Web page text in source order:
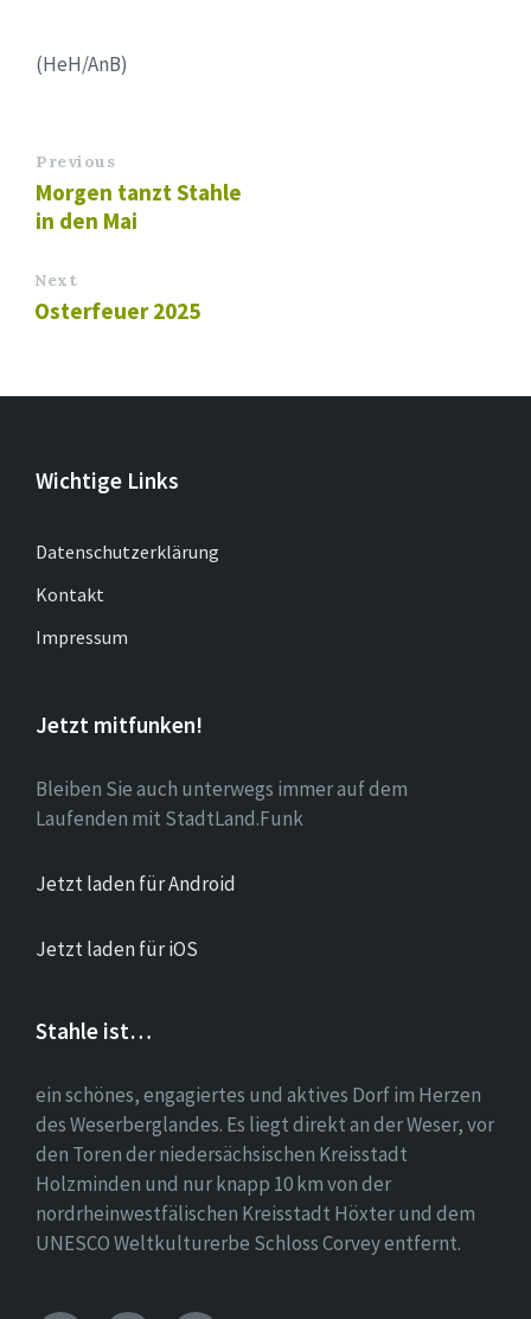
(HeH/AnB)
Previous
Morgen tanzt Stahle
in den Mai
Next
Osterfeuer 2025
Wichtige Links
Datenschutzerklärung
Kontakt
Impressum
Jetzt mitfunken!
Bleiben Sie auch unterwegs immer auf dem
Laufenden mit StadtLand.Funk
Jetzt laden für Android
Jetzt laden für iOS
Stahle ist…
ein schönes, engagiertes und aktives Dorf im Herzen
des Weserberglandes. Es liegt direkt an der Weser, vor
den Toren der niedersächsischen Kreisstadt
Holzminden und nur knapp 10 km von der
nordrheinwestfälischen Kreisstadt Höxter und dem
UNESCO Weltkulturerbe Schloss Corvey entfernt.